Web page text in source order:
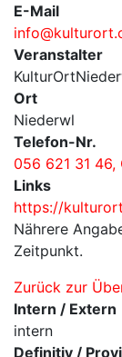
E-Mail
Veranstalter
Ort
Niederwl
Telefon-Nr.
056 621 31
Links
https://
Nährere
Zeitpunkt.
Zurück zur
Intern / Extern
intern
Definitiv /